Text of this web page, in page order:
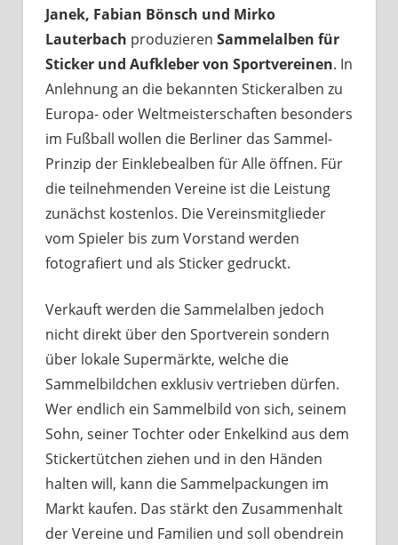
Janek, Fabian Bönsch und Mirko
Lauterbach produzieren Sammelalben für
Sticker und Aufkleber von Sportvereinen. In
Anlehnung an die bekannten Stickeralben zu
Europa- oder Weltmeisterschaften besonders
im Fußball wollen die Berliner das Sammel-
Prinzip der Einklebealben für Alle öffnen. Für
die teilnehmenden Vereine ist die Leistung
zunächst kostenlos. Die Vereinsmitglieder
vom Spieler bis zum Vorstand werden
fotografiert und als Sticker gedruckt.
Verkauft werden die Sammelalben jedoch
nicht direkt über den Sportverein sondern
über lokale Supermärkte, welche die
Sammelbildchen exklusiv vertrieben dürfen.
Wer endlich ein Sammelbild von sich, seinem
Sohn, seiner Tochter oder Enkelkind aus dem
Stickertütchen ziehen und in den Händen
halten will, kann die Sammelpackungen im
Markt kaufen. Das stärkt den Zusammenhalt
der Vereine und Familien und soll obendrein